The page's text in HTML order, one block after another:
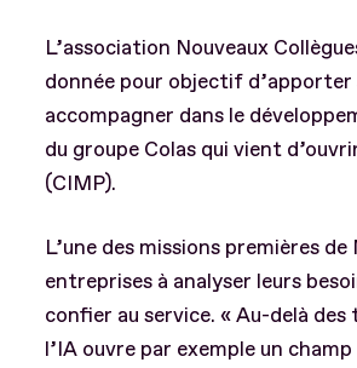
L’association Nouveaux
donnée pour objectif d’apporter
accompagner dans le
du groupe Colas qui vient
(CIMP).
L’une des missions premières
entreprises à analyser leurs
confier au service. « Au-delà
l’IA ouvre par exemple un